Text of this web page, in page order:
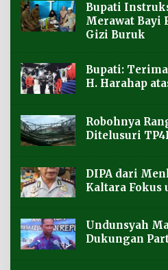
Bupati
Merawat Bayi
Gizi Buruk
Bupati:
H. Harahap
Robohnya
Ditelusuri
DIPA dari
Kaltara Fokus
Undunsyah
Dukungan